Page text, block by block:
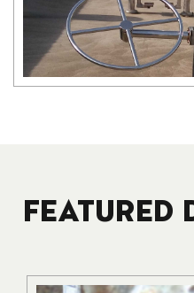
FEATURED